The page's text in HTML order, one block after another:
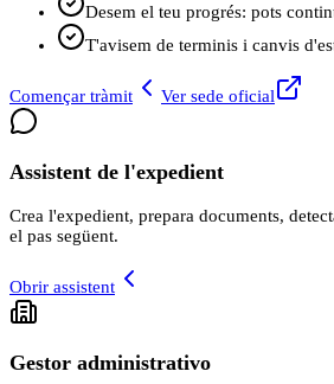
Desem el teu progrés: pots
T'avisem de terminis i canvis
Començar tràmit Ver sede oficial
Assistent de l'expedient
Crea l'expedient, prepara documents,
el pas següent.
Obrir assistent
Gestor administrativo